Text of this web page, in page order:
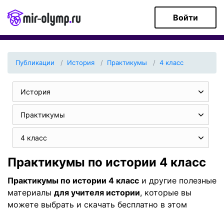
Войти
Публикации История Практикумы 4 класс
История
Практикумы
4 класс
Практикумы по истории 4 класс
Практикумы по истории 4 класс и другие полезные
материалы для учителя истории, которые вы
можете выбрать и скачать бесплатно в этом